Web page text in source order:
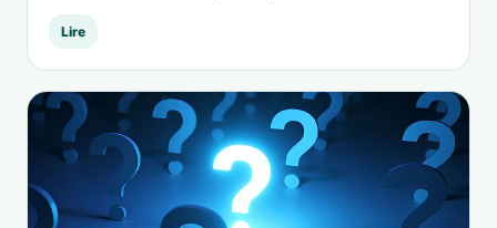
Lire